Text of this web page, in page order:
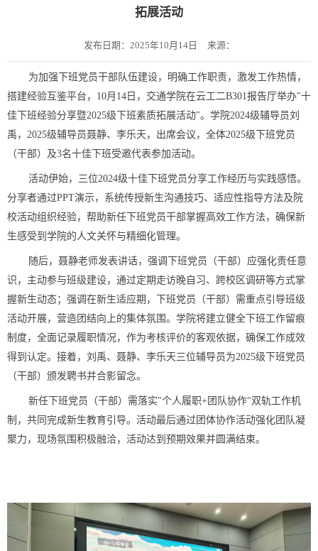
拓展活动
发布日期：2025年10月14日 来源：
为加强下班党员干部队伍建设，明确工作职责，激发工作热情，
搭建经验互鉴平台，10月14日，交通学院在云工二B301报告厅举办"十
佳下班经验分享暨2025级下班素质拓展活动"。学院2024级辅导员刘
禹，2025级辅导员聂静、李乐天，出席会议，全体2025级下班党员
（干部）及3名十佳下班受邀代表参加活动。
活动伊始，三位2024级十佳下班党员分享工作经历与实践感悟。
分享者通过PPT演示，系统传授新生沟通技巧、适应性指导方法及院
校活动组织经验，帮助新任下班党员干部掌握高效工作方法，确保新
生感受到学院的人文关怀与精细化管理。
随后，聂静老师发表讲话，强调下班党员（干部）应强化责任意
识，主动参与班级建设，通过定期走访晚自习、跨校区调研等方式掌
握新生动态；强调在新生适应期，下班党员（干部）需重点引导班级
活动开展，营造团结向上的集体氛围。学院将建立健全下班工作留痕
制度，全面记录履职情况，作为考核评价的客观依据，确保工作成效
得到认定。接着，刘禹、聂静、李乐天三位辅导员为2025级下班党员
（干部）颁发聘书并合影留念。
新任下班党员（干部）需落实"个人履职+团队协作"双轨工作机
制，共同完成新生教育引导。活动最后通过团体协作活动强化团队凝
聚力，现场氛围积极融洽，活动达到预期效果并圆满结束。